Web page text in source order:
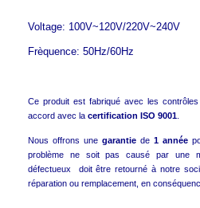
Voltage: 100V~120V/220V~240V
Frèquence: 50Hz/60Hz
Ce produit est fabriqué avec les
accord avec la certification ISO 9001
Nous offrons une garantie de 1 année
problème ne soit pas causé par une
défectueux doit être retourné à notre
réparation ou remplacement, en